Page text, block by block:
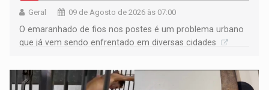
Geral 09 de Agosto de 2026 às 07:00
O emaranhado de fios nos postes é um problema urbano
que já vem sendo enfrentado em diversas cidades